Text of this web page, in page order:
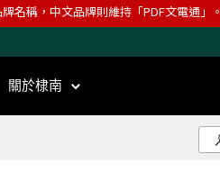
名稱，中文品牌則維持「PDF文電通」。
關於棣南